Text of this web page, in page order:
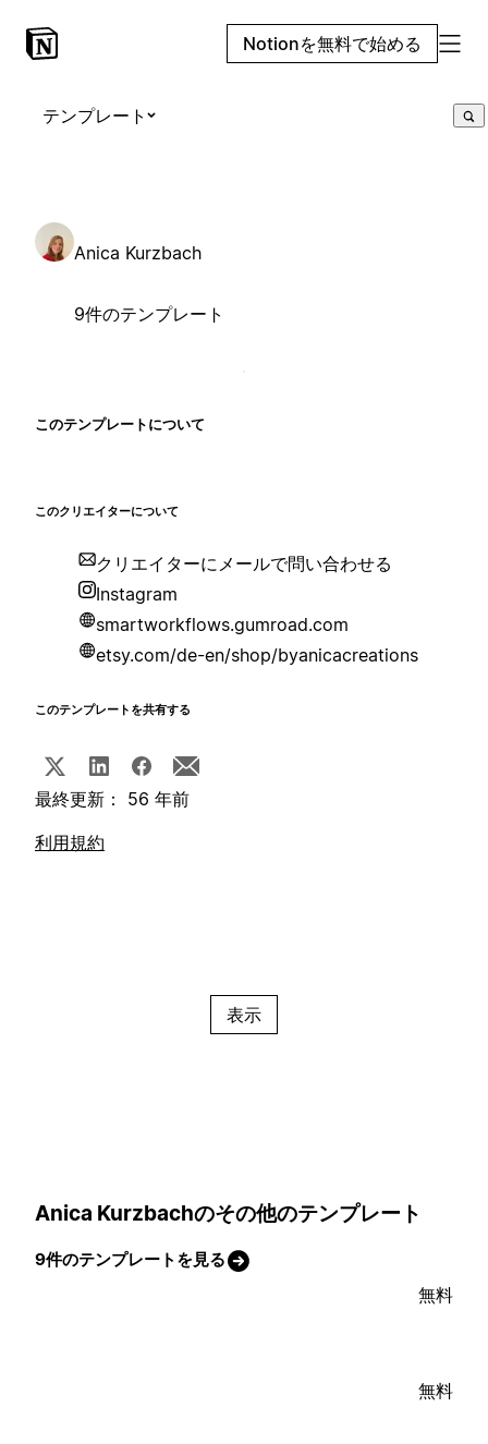
Notionを無料で始める
テンプレート
Anica Kurzbach
9件のテンプレート
このテンプレートについて
このクリエイターについて
クリエイターにメールで問い合わせる
Instagram
smartworkflows.gumroad.com
etsy.com/de-en/shop/byanicacreations
このテンプレートを共有する
最終更新： 56 年前
利用規約
表示
Anica Kurzbachのその他のテンプレート
9件のテンプレートを見る
無料
無料